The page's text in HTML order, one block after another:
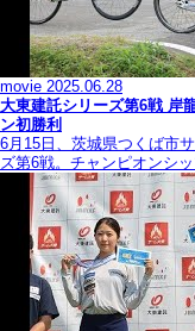
movie 2025.06.28
大東建託シリーズ第6戦 岸
ン初勝利
6月15日、茨城県つくば市
ズ第6戦。チャンピオンシ